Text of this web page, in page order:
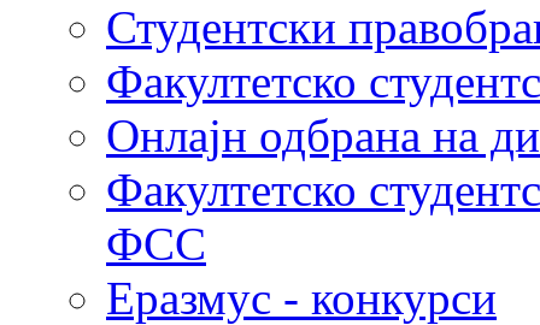
Студентски
Факултетско
Онлајн одбрана на
Факултетско
ФСС
Еразмус - конкурси